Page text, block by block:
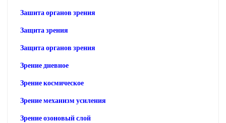
Зашита органов зрения
Защита зрения
Защита органов зрения
Зрение дневное
Зрение космическое
Зрение механизм усиления
Зрение озоновый слой